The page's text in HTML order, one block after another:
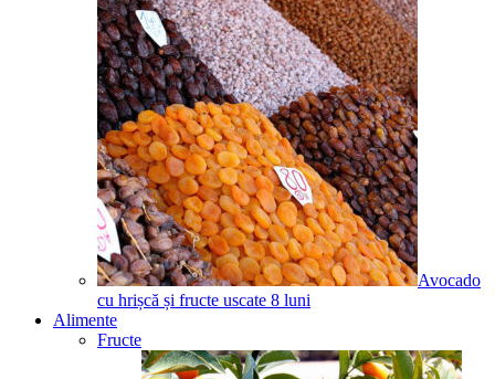
Avocado
cu hrișcă și fructe uscate 8 luni
Alimente
Fructe